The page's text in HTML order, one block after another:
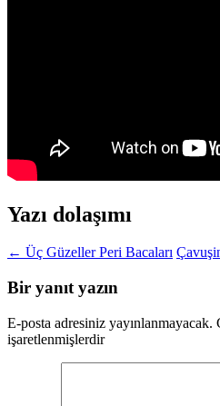
Yazı dolaşımı
← Üç Güzeller Peri Bacaları
Bir yanıt yazın
E-posta adresiniz yayınlanmayacak.
işaretlenmişlerdir